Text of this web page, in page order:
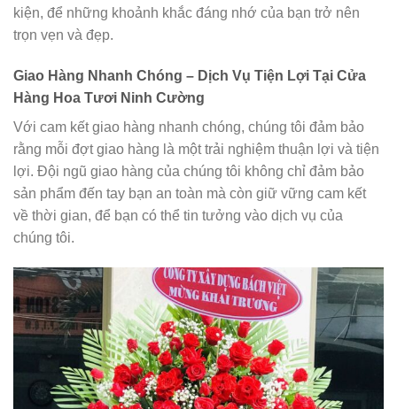
kiện, để những khoảnh khắc đáng nhớ của bạn trở nên
trọn vẹn và đẹp.
Giao Hàng Nhanh Chóng – Dịch Vụ Tiện Lợi Tại Cửa
Hàng Hoa Tươi Ninh Cường
Với cam kết giao hàng nhanh chóng, chúng tôi đảm bảo
rằng mỗi đợt giao hàng là một trải nghiệm thuận lợi và tiện
lợi. Đội ngũ giao hàng của chúng tôi không chỉ đảm bảo
sản phẩm đến tay bạn an toàn mà còn giữ vững cam kết
về thời gian, để bạn có thể tin tưởng vào dịch vụ của
chúng tôi.